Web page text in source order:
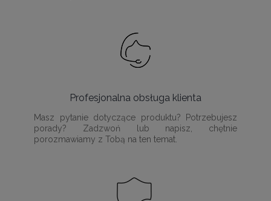
Profesjonalna obsługa klienta
Masz pytanie dotyczące produktu? Potrzebujesz
porady? Zadzwoń lub napisz, chętnie
porozmawiamy z Tobą na ten temat.